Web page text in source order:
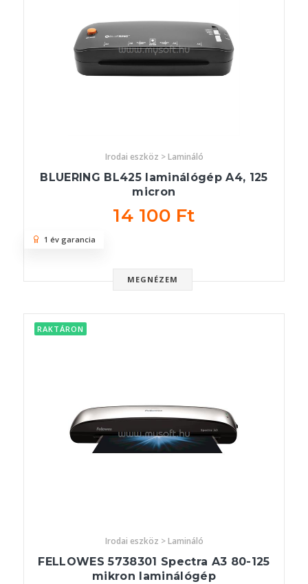
Irodai eszköz > Lamináló
BLUERING BL425 laminálógép A4, 125
micron
14 100 Ft
MEGNÉZEM
1 év garancia
RAKTÁRON
Irodai eszköz > Lamináló
FELLOWES 5738301 Spectra A3 80-125
mikron laminálógép